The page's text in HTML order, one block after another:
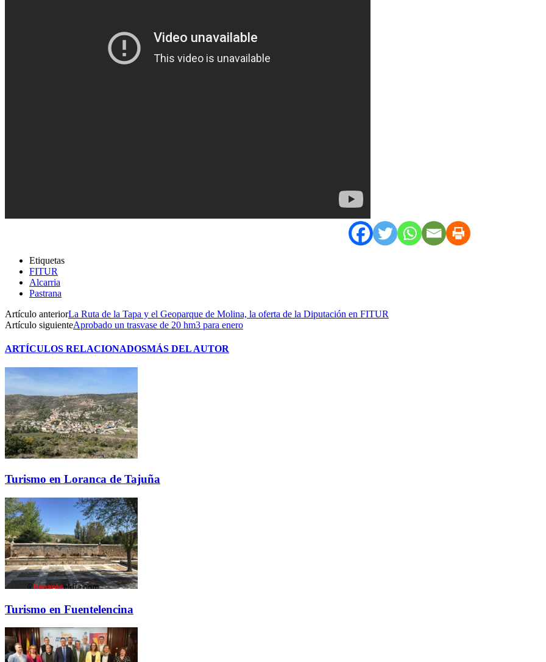
Etiquetas
FITUR
Alcarria
Pastrana
Artículo anteriorLa Ruta de la Tapa y el Geoparque de Molina, la oferta de la Diputación en FITUR
Artículo siguienteAprobado un trasvase de 20 hm3 para enero
ARTÍCULOS RELACIONADOSMÁS DEL AUTOR
Turismo en Loranca de Tajuña
Turismo en Fuentelencina